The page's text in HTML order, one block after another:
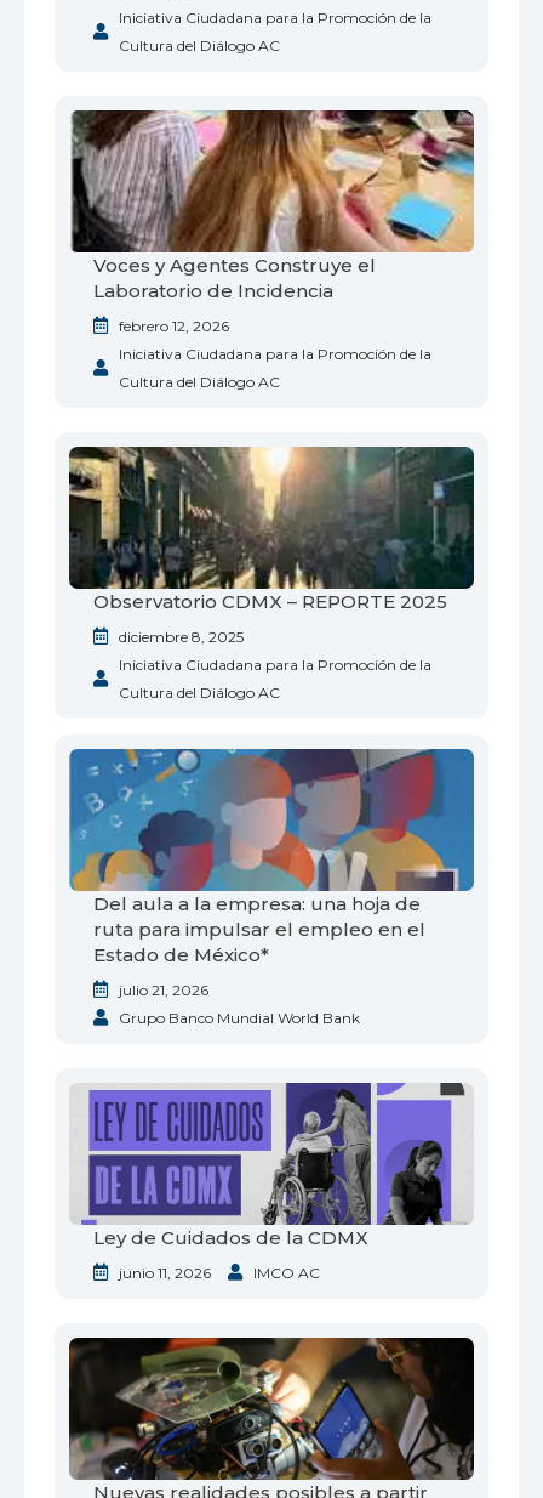
Iniciativa Ciudadana para la Promoción de la
Cultura del Diálogo AC
Voces y Agentes Construye el
Laboratorio de Incidencia
febrero 12, 2026
Iniciativa Ciudadana para la Promoción de la
Cultura del Diálogo AC
Observatorio CDMX – REPORTE 2025
diciembre 8, 2025
Iniciativa Ciudadana para la Promoción de la
Cultura del Diálogo AC
Del aula a la empresa: una hoja de
ruta para impulsar el empleo en el
Estado de México*
julio 21, 2026
Grupo Banco Mundial World Bank
Ley de Cuidados de la CDMX
junio 11, 2026 IMCO AC
Nuevas realidades posibles a partir